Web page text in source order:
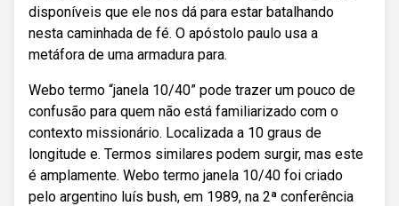
disponíveis que ele nos dá para estar batalhando
nesta caminhada de fé. O apóstolo paulo usa a
metáfora de uma armadura para.
Webo termo “janela 10/40” pode trazer um pouco de
confusão para quem não está familiarizado com o
contexto missionário. Localizada a 10 graus de
longitude e. Termos similares podem surgir, mas este
é amplamente. Webo termo janela 10/40 foi criado
pelo argentino luís bush, em 1989, na 2ª conferência